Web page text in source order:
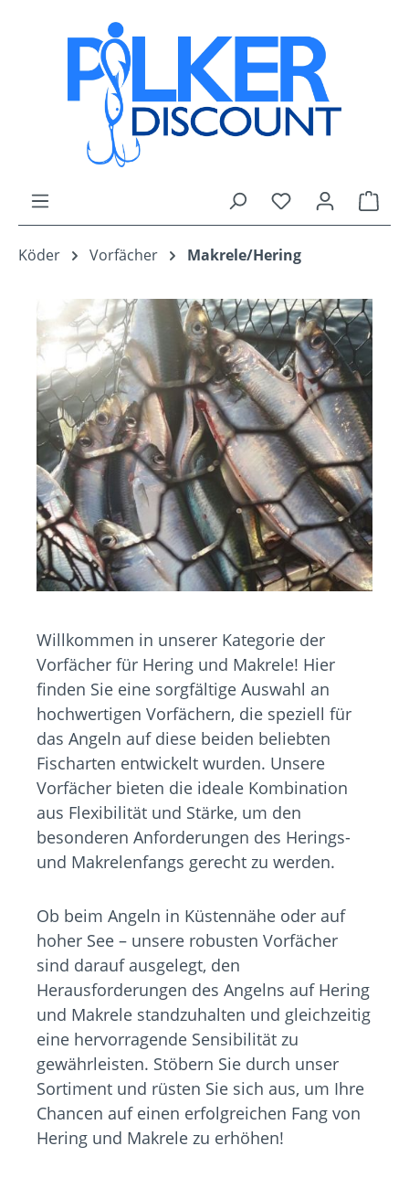
Zum Hauptinhalt springen
Du hast 0
Köder Vorfächer Makrele/Hering
Willkommen in unserer Kategorie der
Vorfächer für Hering und Makrele! Hier
finden Sie eine sorgfältige Auswahl an
hochwertigen Vorfächern, die speziell für
das Angeln auf diese beiden beliebten
Fischarten entwickelt wurden. Unsere
Vorfächer bieten die ideale Kombination
aus Flexibilität und Stärke, um den
besonderen Anforderungen des Herings-
und Makrelenfangs gerecht zu werden.
Ob beim Angeln in Küstennähe oder auf
hoher See – unsere robusten Vorfächer
sind darauf ausgelegt, den
Herausforderungen des Angelns auf Hering
und Makrele standzuhalten und gleichzeitig
eine hervorragende Sensibilität zu
gewährleisten. Stöbern Sie durch unser
Sortiment und rüsten Sie sich aus, um Ihre
Chancen auf einen erfolgreichen Fang von
Hering und Makrele zu erhöhen!